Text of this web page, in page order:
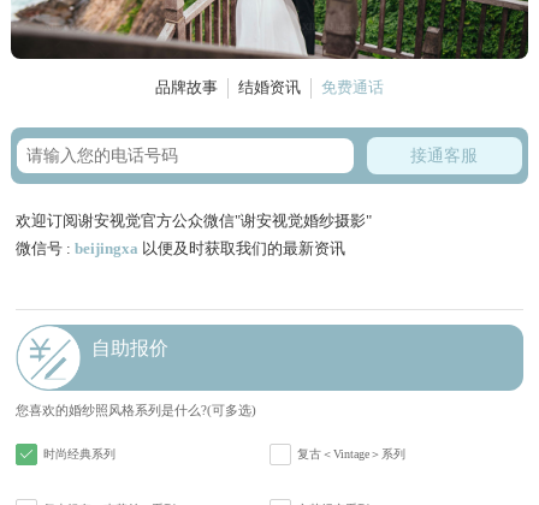
品牌故事 结婚资讯 免费通话
接通客服
欢迎订阅谢安视觉官方公众微信"谢安视觉婚纱摄影"
微信号 :beijingxa 以便及时获取我们的最新资讯
自助报价
您喜欢的婚纱照风格系列是什么?(可多选)
时尚经典系列 复古＜Vintage＞系列